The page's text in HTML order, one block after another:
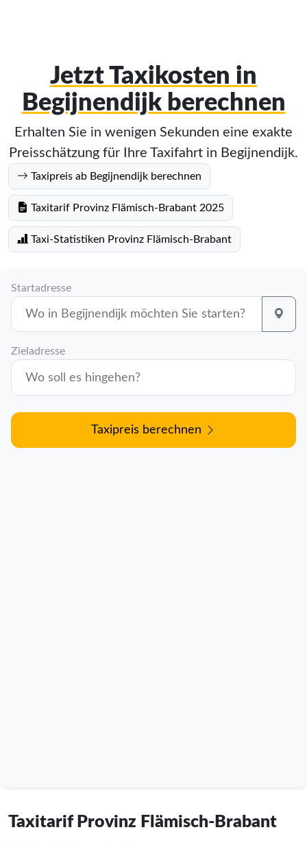
Jetzt Taxikosten in
Begijnendijk berechnen
Erhalten Sie in wenigen Sekunden eine exakte
Preisschätzung für Ihre Taxifahrt in Begijnendijk.
Taxipreis ab Begijnendijk berechnen
Taxitarif Provinz Flämisch-Brabant 2025
Taxi-Statistiken Provinz Flämisch-Brabant
Startadresse
Zieladresse
Taxipreis berechnen
Taxitarif Provinz Flämisch-Brabant